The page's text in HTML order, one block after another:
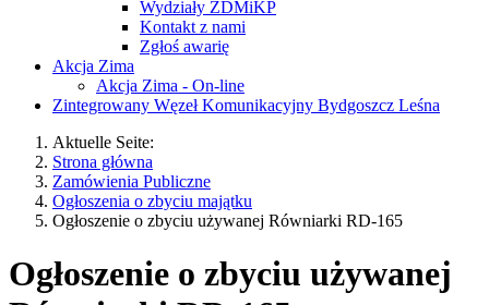
Wydziały ZDMiKP
Kontakt z nami
Zgłoś awarię
Akcja Zima
Akcja Zima - On-line
Zintegrowany Węzeł Komunikacyjny Bydgoszcz Leśna
Aktuelle Seite:
Strona główna
Zamówienia Publiczne
Ogłoszenia o zbyciu majątku
Ogłoszenie o zbyciu używanej Równiarki RD-165
Ogłoszenie o zbyciu używanej